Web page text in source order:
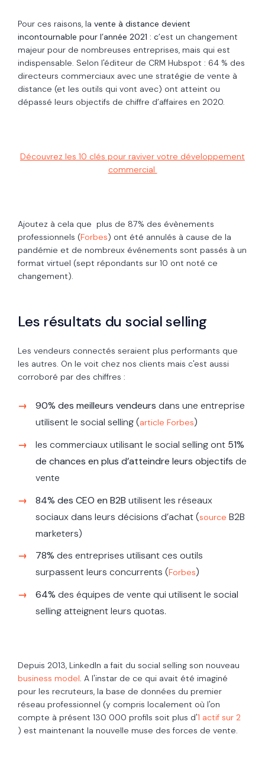
Pour ces raisons, la vente à distance devient
incontournable pour l’année 2021 : c’est un changement
majeur pour de nombreuses entreprises, mais qui est
indispensable. Selon l'éditeur de CRM Hubspot : 64 % des
directeurs commerciaux avec une stratégie de vente à
distance (et les outils qui vont avec) ont atteint ou
dépassé leurs objectifs de chiffre d’affaires en 2020.
Découvrez les 10 clés pour raviver votre développement
commercial
Ajoutez à cela que plus de 87% des évènements
professionnels (Forbes) ont été annulés à cause de la
pandémie et de nombreux événements sont passés à un
format virtuel (sept répondants sur 10 ont noté ce
changement).
Les résultats du social selling
Les vendeurs connectés seraient plus performants que
les autres. On le voit chez nos clients mais c'est aussi
corroboré par des chiffres :
90% des meilleurs vendeurs dans une entreprise
utilisent le social selling (article Forbes)
les commerciaux utilisant le social selling ont 51%
de chances en plus d’atteindre leurs objectifs de
vente
84% des CEO en B2B utilisent les réseaux
sociaux dans leurs décisions d’achat (source B2B
marketers)
78% des entreprises utilisant ces outils
surpassent leurs concurrents (Forbes)
64% des équipes de vente qui utilisent le social
selling atteignent leurs quotas.
Depuis 2013, LinkedIn a fait du social selling son nouveau
business model. A l'instar de ce qui avait été imaginé
pour les recruteurs, la base de données du premier
réseau professionnel (y compris localement où l'on
compte à présent 130 000 profils soit plus d'1 actif sur 2
) est maintenant la nouvelle muse des forces de vente.